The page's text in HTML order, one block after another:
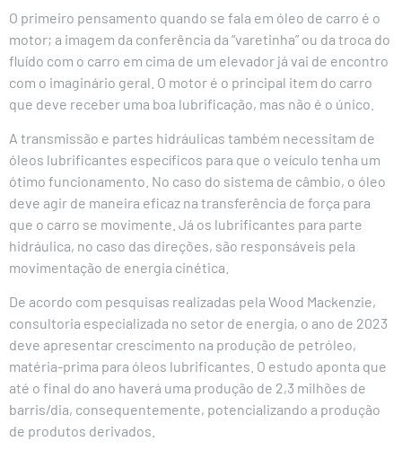
O primeiro pensamento quando se fala em óleo de carro é o
motor; a imagem da conferência da “varetinha” ou da troca do
fluído com o carro em cima de um elevador já vai de encontro
com o imaginário geral. O motor é o principal item do carro
que deve receber uma boa lubrificação, mas não é o único.
A transmissão e partes hidráulicas também necessitam de
óleos lubrificantes específicos para que o veículo tenha um
ótimo funcionamento. No caso do sistema de câmbio, o óleo
deve agir de maneira eficaz na transferência de força para
que o carro se movimente. Já os lubrificantes para parte
hidráulica, no caso das direções, são responsáveis pela
movimentação de energia cinética.
De acordo com pesquisas realizadas pela Wood Mackenzie,
consultoria especializada no setor de energia, o ano de 2023
deve apresentar crescimento na produção de petróleo,
matéria-prima para óleos lubrificantes. O estudo aponta que
até o final do ano haverá uma produção de 2,3 milhões de
barris/dia, consequentemente, potencializando a produção
de produtos derivados.